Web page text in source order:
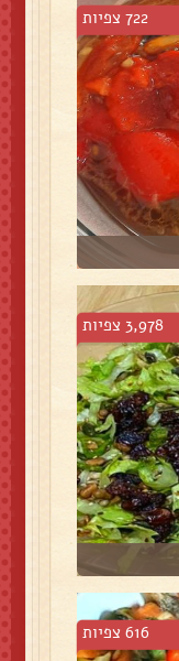
722 צפיות
3,978 צפיות
616 צפיות